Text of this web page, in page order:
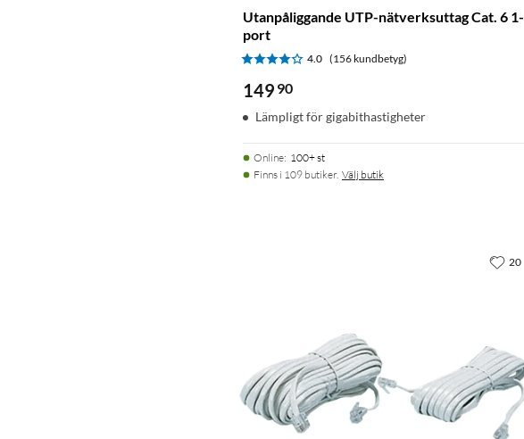
Utanpåliggande UTP-nätverksuttag Cat. 6 1-
port
4.0 (156 kundbetyg)
149 90
Lämpligt för gigabithastigheter
Online: 100+ st
Finns i 109 butiker. Välj butik
20